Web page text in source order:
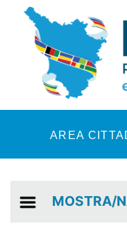
Skip to main content
AREA
MOSTRA/